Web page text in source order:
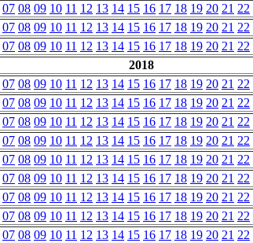
07 08 09 10 11 12 13 14 15 16 17 18 19 20 21 22
07 08 09 10 11 12 13 14 15 16 17 18 19 20 21 22
07 08 09 10 11 12 13 14 15 16 17 18 19 20 21 22
2018
07 08 09 10 11 12 13 14 15 16 17 18 19 20 21 22
07 08 09 10 11 12 13 14 15 16 17 18 19 20 21 22
07 08 09 10 11 12 13 14 15 16 17 18 19 20 21 22
07 08 09 10 11 12 13 14 15 16 17 18 19 20 21 22
07 08 09 10 11 12 13 14 15 16 17 18 19 20 21 22
07 08 09 10 11 12 13 14 15 16 17 18 19 20 21 22
07 08 09 10 11 12 13 14 15 16 17 18 19 20 21 22
07 08 09 10 11 12 13 14 15 16 17 18 19 20 21 22
07 08 09 10 11 12 13 14 15 16 17 18 19 20 21 22